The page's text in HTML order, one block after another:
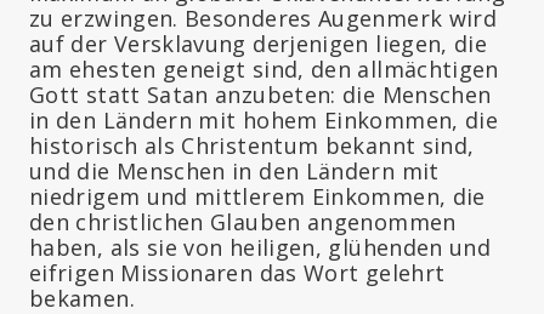
zu erzwingen. Besonderes Augenmerk wird
auf der Versklavung derjenigen liegen, die
am ehesten geneigt sind, den allmächtigen
Gott statt Satan anzubeten: die Menschen
in den Ländern mit hohem Einkommen, die
historisch als Christentum bekannt sind,
und die Menschen in den Ländern mit
niedrigem und mittlerem Einkommen, die
den christlichen Glauben angenommen
haben, als sie von heiligen, glühenden und
eifrigen Missionaren das Wort gelehrt
bekamen.